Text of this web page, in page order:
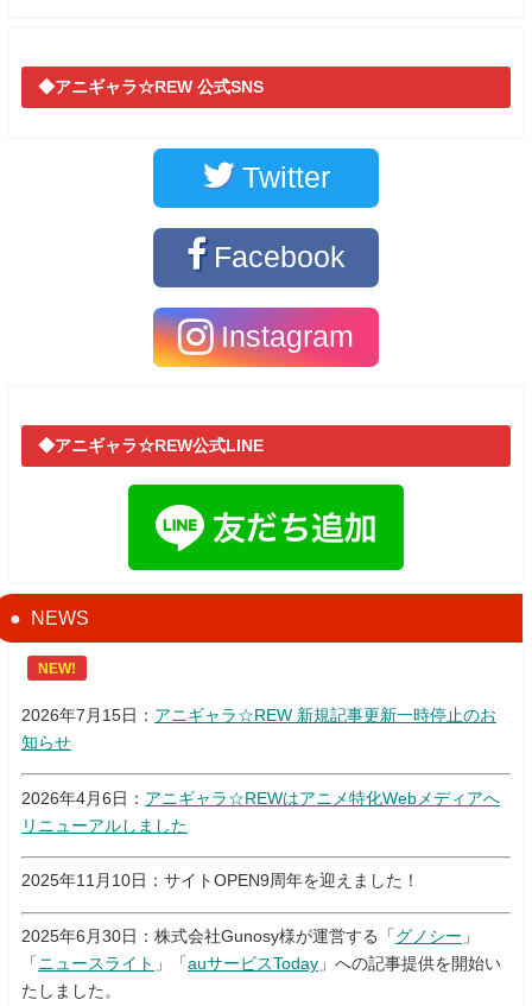
◆アニギャラ☆REW 公式SNS
Twitter
Facebook
Instagram
◆アニギャラ☆REW公式LINE
NEWS
NEW!
2026年7月15日： アニギャラ☆REW 新規記事更新一時停止のお
知らせ
2026年4月6日： アニギャラ☆REWはアニメ特化Webメディアへ
リニューアルしました
2025年11月10日：サイトOPEN9周年を迎えました！
2025年6月30日：株式会社Gunosy様が運営する「 グノシー 」
「 ニュースライト 」「auサービスToday 」への記事提供を開始い
たしました。